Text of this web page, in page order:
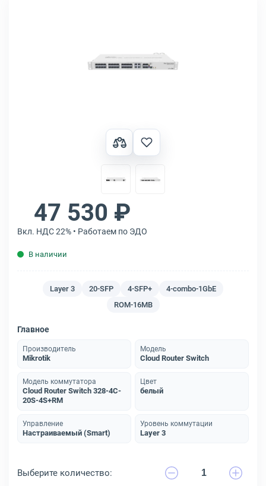
47 530 ₽
Вкл. НДС 22% • Работаем по ЭДО
В наличии
Layer 3 20-SFP 4-SFP+
4-combo-1GbE
ROM-16MB
Главное
Производитель
Mikrotik
Модель
Cloud Router Switch
Модель коммутатора
Cloud Router Switch 328-4C-
20S-4S+RM
Цвет
белый
Управление
Настраиваемый (Smart)
Уровень коммутации
Layer 3
Выберите количество: